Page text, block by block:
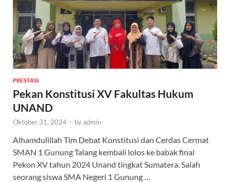
PRESTASI
Pekan Konstitusi XV Fakultas Hukum
UNAND
Oktober 31, 2024 - byadmin
Alhamdulillah Tim Debat Konstitusi dan Cerdas Cermat
SMAN 1 Gunung Talang kembali lolos ke babak final
Pekon XV tahun 2024 Unand tingkat Sumatera. Salah
seorang siswa SMA Negeri 1 Gunung …